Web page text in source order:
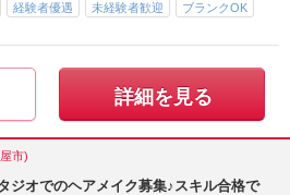
経験者優遇 未経験者歓迎
ブランクOK
詳細を見る
市)
オでのヘアメイク募集♪スキル合格で